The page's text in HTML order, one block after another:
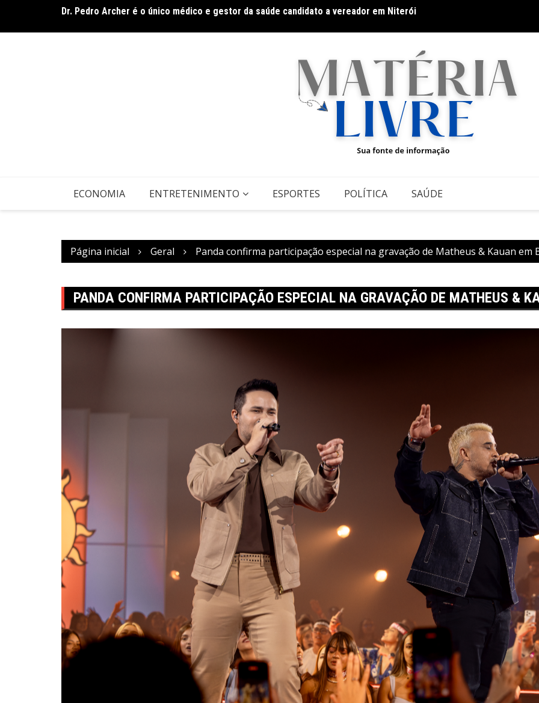
o
Band Bahia realiza tradicional debate entre candidatos ao Governo da Bahia para mais de 300 cidades neste
ECONOMIA ENTRETENIMENTO ESPORTES POLÍTICA SAÚDE
Página inicial Geral Panda confirma participação especial na gravação de Matheus & Kauan em
PANDA CONFIRMA PARTICIPAÇÃO ESPECIAL NA GRAVAÇÃO DE MATHEUS &